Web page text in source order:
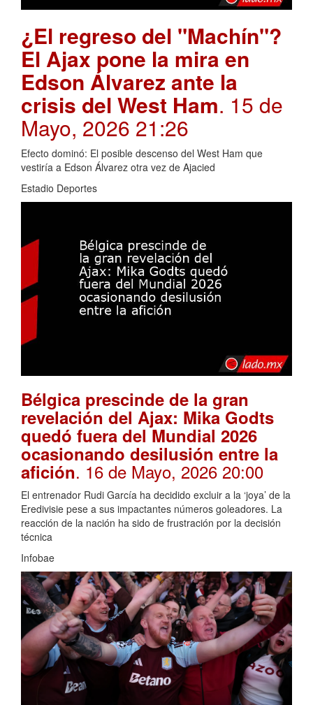
¿El regreso del "Machín"?
El Ajax pone la mira en
Edson Álvarez ante la
crisis del West Ham. 15 de
Mayo, 2026 21:26
Efecto dominó: El posible descenso del West Ham que
vestiría a Edson Álvarez otra vez de Ajacied
Estadio Deportes
Bélgica prescinde de la gran
revelación del Ajax: Mika Godts
quedó fuera del Mundial 2026
ocasionando desilusión entre la
afición. 16 de Mayo, 2026 20:00
El entrenador Rudi García ha decidido excluir a la ‘joya’ de la
Eredivisie pese a sus impactantes números goleadores. La
reacción de la nación ha sido de frustración por la decisión
técnica
Infobae